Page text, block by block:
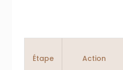
Étape Action